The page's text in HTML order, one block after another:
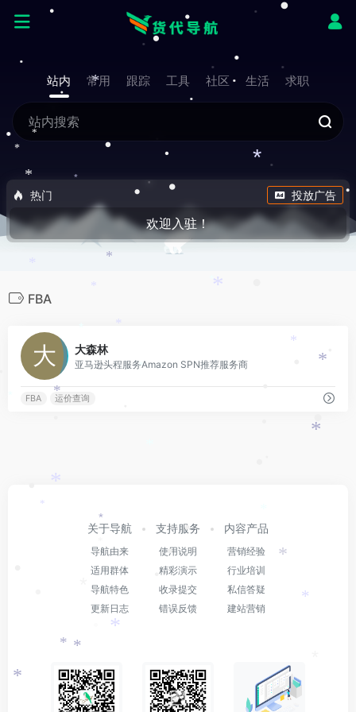
•
•
•
•
• •
•
•
•
•
•
•
• •
站内 常用 跟踪 工具 社区 生活 求职
热门 投放广告
欢迎入驻！
FBA
大森林
亚马逊头程服务Amazon SPN推荐服务商
FBA 运价查询
关于导航
导航由来
适用群体
导航特色
更新日志
支持服务
使用说明
精彩演示
收录提交
错误反馈
内容产品
营销经验
行业培训
私信答疑
建站营销
*
*
*
*
*
*
*
*
*
*
*
*
*
*
*
**
*
*
*
*
*
*
*
*